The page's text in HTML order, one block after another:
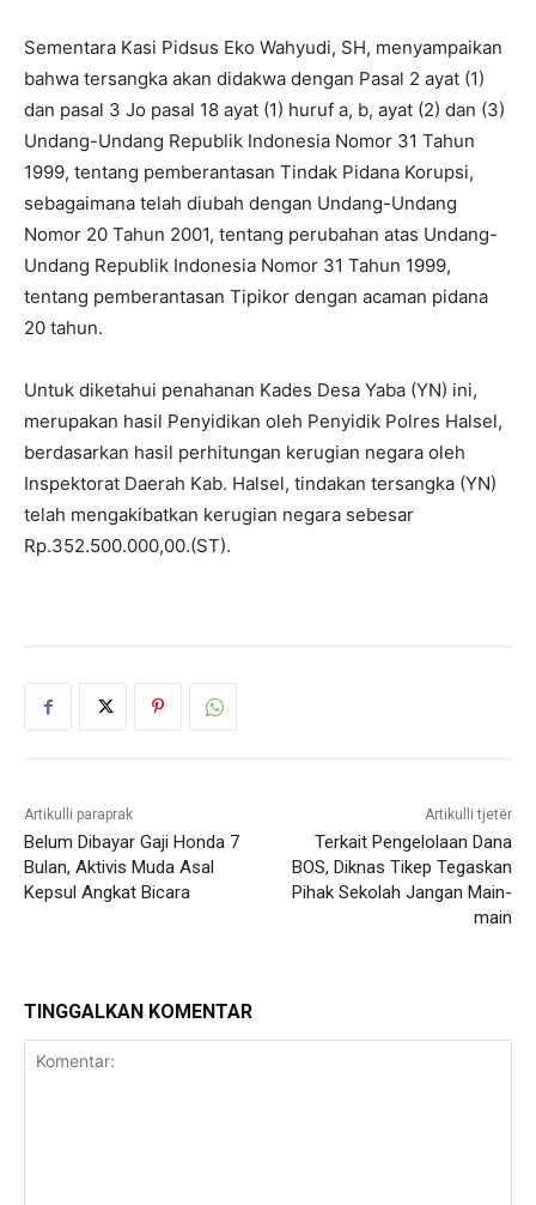
Sementara Kasi Pidsus Eko Wahyudi, SH, menyampaikan
bahwa tersangka akan didakwa dengan Pasal 2 ayat (1)
dan pasal 3 Jo pasal 18 ayat (1) huruf a, b, ayat (2) dan (3)
Undang-Undang Republik Indonesia Nomor 31 Tahun
1999, tentang pemberantasan Tindak Pidana Korupsi,
sebagaimana telah diubah dengan Undang-Undang
Nomor 20 Tahun 2001, tentang perubahan atas Undang-
Undang Republik Indonesia Nomor 31 Tahun 1999,
tentang pemberantasan Tipikor dengan acaman pidana
20 tahun.
Untuk diketahui penahanan Kades Desa Yaba (YN) ini,
merupakan hasil Penyidikan oleh Penyidik Polres Halsel,
berdasarkan hasil perhitungan kerugian negara oleh
Inspektorat Daerah Kab. Halsel, tindakan tersangka (YN)
telah mengakibatkan kerugian negara sebesar
Rp.352.500.000,00.(ST).
Artikulli paraprak
Belum Dibayar Gaji Honda 7
Bulan, Aktivis Muda Asal
Kepsul Angkat Bicara
Artikulli tjetër
Terkait Pengelolaan Dana
BOS, Diknas Tikep Tegaskan
Pihak Sekolah Jangan Main-
main
TINGGALKAN KOMENTAR